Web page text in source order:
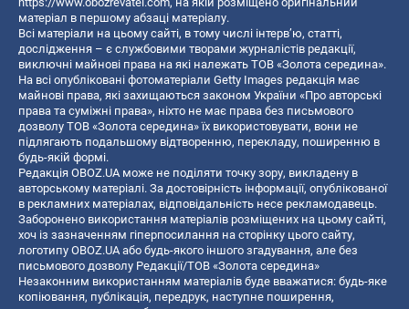
матеріал в першому абзаці матеріалу.
Всі матеріали на цьому сайті, в тому числі інтерв’ю, статті,
дослідження – є службовими творами журналістів редакції,
виключні майнові права на які належать ТОВ «Золота середина».
На всі опубліковані фотоматеріали Getty Images редакція має
майнові права, які захищаються законом України «Про авторські
права та суміжні права», ніхто не має права без письмового
дозволу ТОВ «Золота середина» їх використовувати, вони не
підлягають подальшому відтворенню, перекладу, поширенню в
будь-якій формі.
Редакція OBOZ.UA може не поділяти точку зору, викладену в
авторському матеріалі. За достовірність інформації, опублікованої
в рекламних матеріалах, відповідальність несе рекламодавець.
Заборонено використання матеріалів розміщених на цьому сайті,
хоч із зазначенням гіперпосилання на сторінку цього сайту,
логотипу OBOZ.UA або будь-якого іншого згадування, але без
письмового дозволу Редакції/ТОВ «Золота середина»
Незаконним використанням матеріалів буде вважатися: будь-яке
копiювання, публiкацiя, передрук, наступне поширення,